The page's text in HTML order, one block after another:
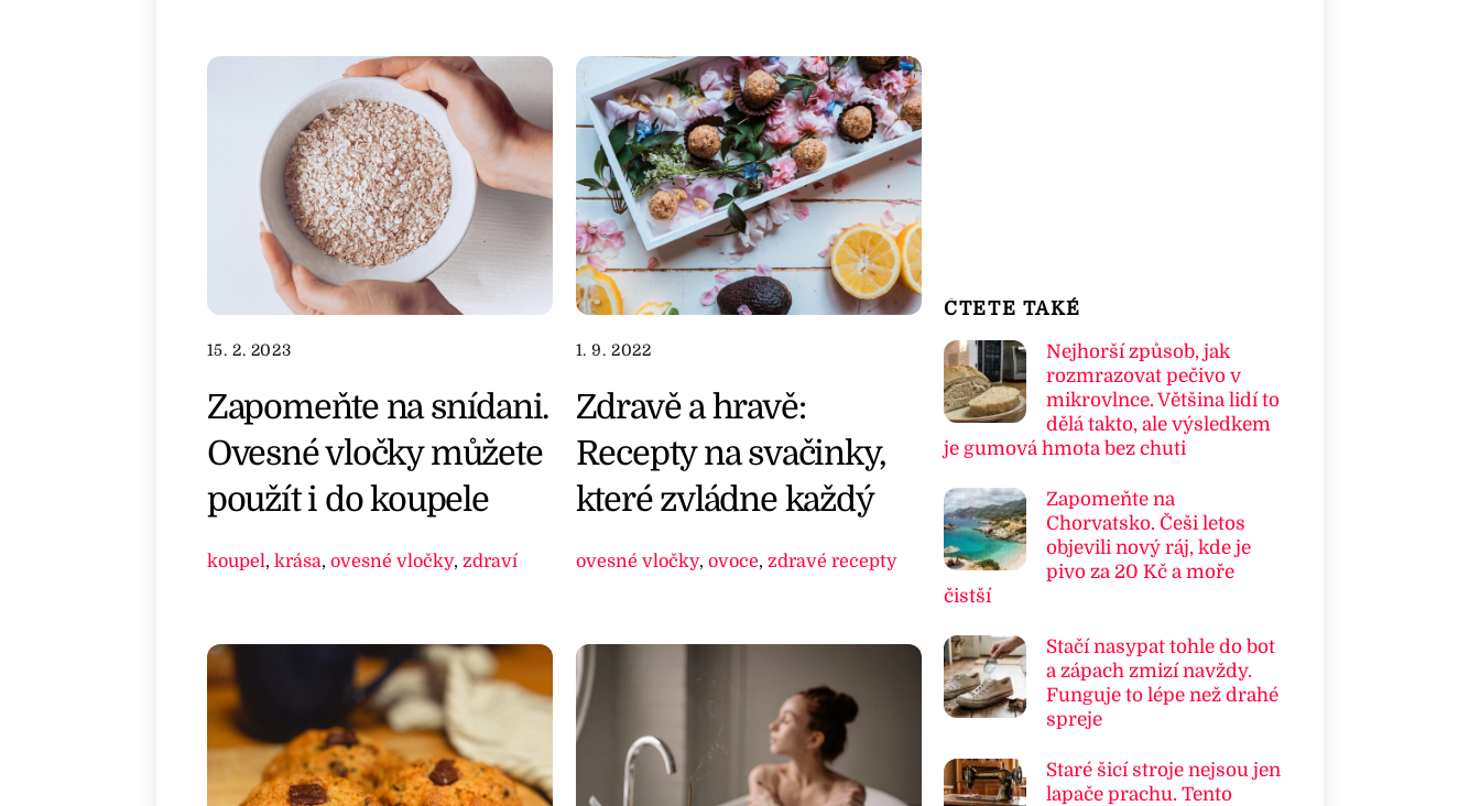
15. 2. 2023
Zapomeňte na snídani.
Ovesné vločky můžete
použít i do koupele
koupel, krása, ovesné vločky, zdraví
1. 9. 2022
Zdravě a hravě:
Recepty na svačinky,
které zvládne každý
ovesné vločky, ovoce, zdravé recepty
ČTETE TAKÉ
Nejhorší způsob, jak
rozmrazovat pečivo v
mikrovlnce. Většina lidí to
dělá takto, ale výsledkem
je gumová hmota bez chuti
Zapomeňte na
Chorvatsko. Češi letos
objevili nový ráj, kde je
pivo za 20 Kč a moře
čistší
Stačí nasypat tohle do bot
a zápach zmizí navždy.
Funguje to lépe než drahé
spreje
Staré šicí stroje nejsou jen
lapače prachu. Tento